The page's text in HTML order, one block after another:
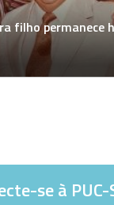
filho permanece
se à PUC-